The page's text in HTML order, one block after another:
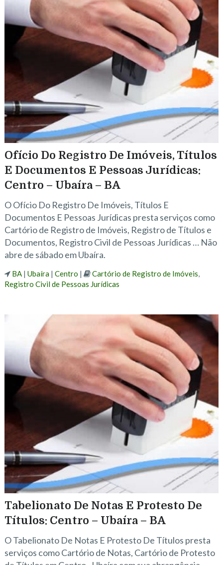
Ofício Do Registro De Imóveis, Títulos
E Documentos E Pessoas Jurídicas:
Centro – Ubaíra – BA
O Ofício Do Registro De Imóveis, Títulos E
Documentos E Pessoas Jurídicas presta serviços como
Cartório de Registro de Imóveis, Registro de Títulos e
Documentos, Registro Civil de Pessoas Jurídicas … Não
abre de sábado em Ubaíra.
BA| Ubaíra| Centro | Cartório de Registro de Imóveis,
Registro Civil de Pessoas Jurídicas
Tabelionato De Notas E Protesto De
Títulos: Centro – Ubaíra – BA
O Tabelionato De Notas E Protesto De Títulos presta
serviços como Cartório de Notas, Cartório de Protesto